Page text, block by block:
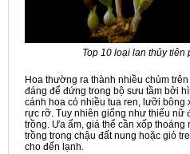
Top 10 loại lan thủy tiên
Hoa thường ra thành nhiều chùm
đáng để đứng trong bộ sưu tầm bởi
cánh hoa có nhiều tua ren, lưỡi bông
rực rỡ. Tuy nhiên giống như thiếu nữ
trồng. Ưa ẩm, giá thể cần xốp
trồng trong chậu đất nung hoặc giỏ
cho đến lạnh.